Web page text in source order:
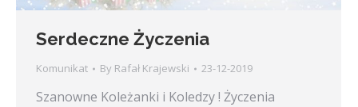
Serdeczne Życzenia
Komunikat By Rafał Krajewski 23-12-2019
Szanowne Koleżanki i Koledzy ! Życzenia